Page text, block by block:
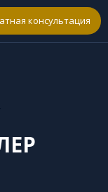
консультация